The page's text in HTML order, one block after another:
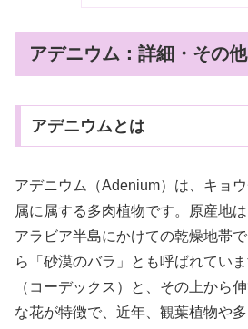
アデニウム：詳細・その他
アデニウムとは
アデニウム（Adenium）は、キョ
属に属する多肉植物です。原産地
アラビア半島にかけての乾燥地帯
ら「砂漠のバラ」とも呼ばれてい
（コーデックス）と、その上から
な花が特徴で、近年、観葉植物や